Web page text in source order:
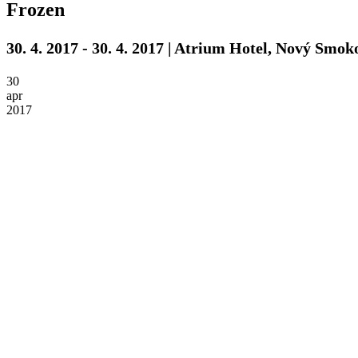
Frozen
30. 4. 2017 - 30. 4. 2017 | Atrium Hotel, Nový
30
apr
2017